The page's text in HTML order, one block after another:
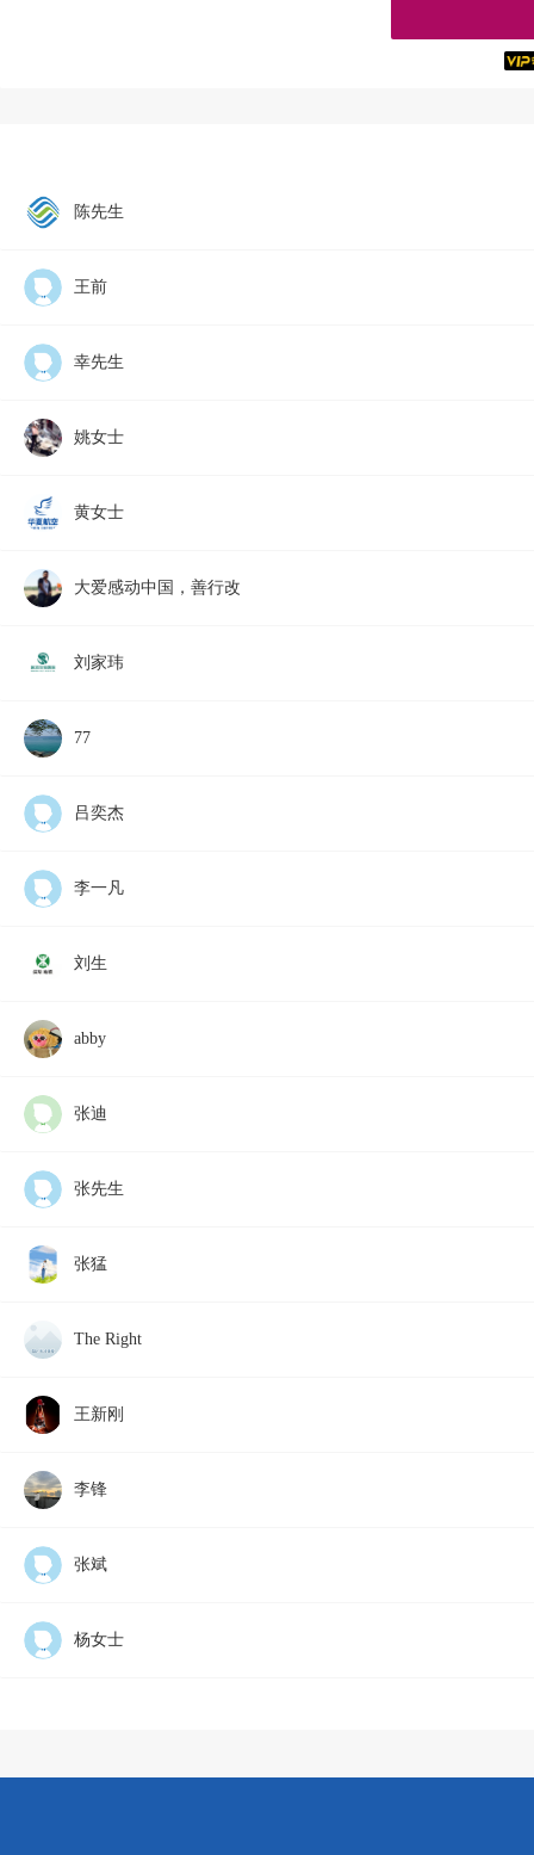
陈先生
王前
幸先生
姚女士
黄女士
大爱感动中国，善行改
刘家玮
77
吕奕杰
李一凡
刘生
abby
张迪
张先生
张猛
The Right
王新刚
李锋
张斌
杨女士